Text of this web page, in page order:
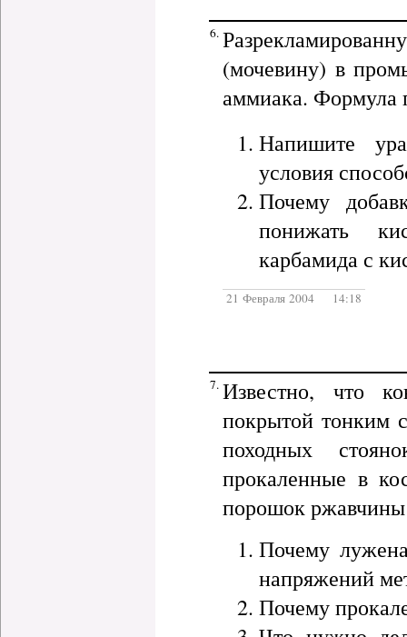
6.
(мочевину) в
аммиака. Формула
Напишите
условия
Почему
понижать
карбамида с
21 Февраля 2004 14:18
7. Известно, что
покрытой тонким
походных
прокаленные в
порошок ржавчины
Почему
напряжений
Почему